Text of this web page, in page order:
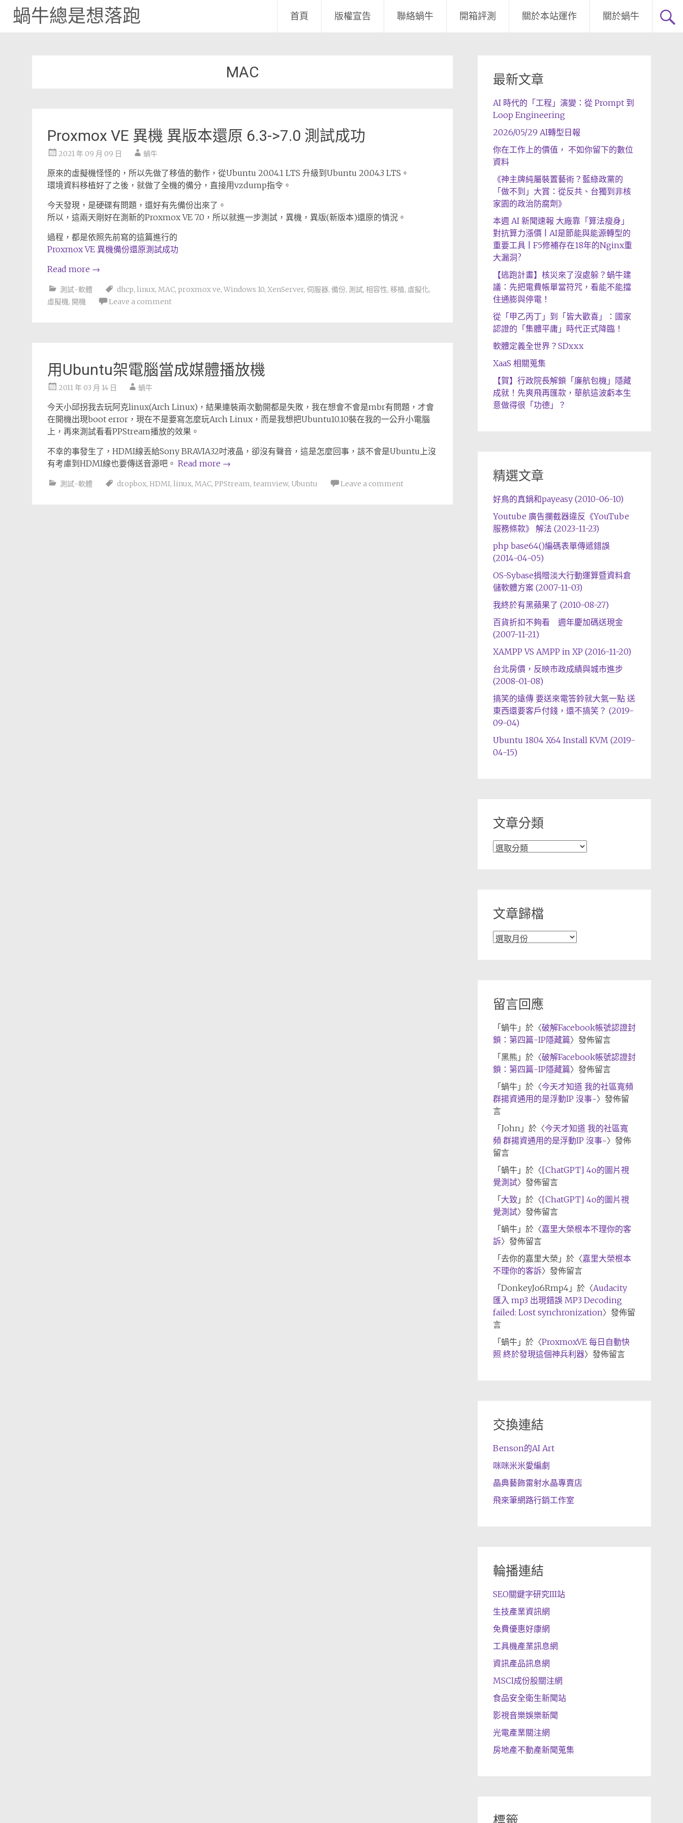
蝸牛總是想落跑 首頁 版權宣告 聯絡蝸牛 開箱評測 關於本站運作 關於蝸牛
MAC
Proxmox VE 異機 異版本還原 6.3->7.0 測試成功
2021 年 09 月 09 日 蝸牛
原來的虛擬機怪怪的，所以先做了移值的動作，從Ubuntu 20.04.1 LTS 升級到Ubuntu 20.04.3 LTS。
環境資料移植好了之後，就做了全機的備分，直接用vzdump指令。
今天發現，是硬碟有問題，還好有先備份出來了。
所以，這兩天剛好在測新的Proxmox VE 7.0，所以就進一步測試，異機，異版(新版本)還原的情況。
過程，都是依照先前寫的這篇進行的
Proxmox VE 異機備份還原測試成功
Read more →
測試-軟體 dhcp, linux, MAC, proxmox ve, Windows 10, XenServer, 伺服器, 備份, 測試, 相容性, 移植, 虛擬化,
虛擬機, 開機 Leave a comment
用Ubuntu架電腦當成媒體播放機
2011 年 03 月 14 日 蝸牛
今天小邱拐我去玩阿克linux(Arch Linux)，結果連裝兩次動開都是失敗，我在想會不會是mbr有問題，才會
在開機出現boot error，現在不是要寫怎麼玩Arch Linux，而是我想把Ubuntu10.10裝在我的一公升小電腦
上，再來測試看看PPStream播放的效果。
不幸的事發生了，HDMI線丟給Sony BRAVIA32吋液晶，卻沒有聲音，這是怎麼回事，該不會是Ubuntu上沒
有考慮到HDMI線也要傳送音源吧。 Read more →
測試-軟體 dropbox, HDMI, linux, MAC, PPStream, teamview, Ubuntu Leave a comment
最新文章
AI 時代的「工程」演變：從 Prompt 到
Loop Engineering
2026/05/29 AI轉型日報
你在工作上的價值， 不如你留下的數位
資料
《神主牌純屬裝置藝術？藍綠政黨的
「做不到」大賞：從反共、台獨到非核
家園的政治防腐劑》
本週 AI 新聞速報 大廠靠「算法瘦身」
對抗算力漲價 | AI是節能與能源轉型的
重要工具 | F5修補存在18年的Nginx重
大漏洞?
【逃跑計畫】核災來了沒處躲？蝸牛建
議：先把電費帳單當符咒，看能不能擋
住通膨與停電！
從「甲乙丙丁」到「皆大歡喜」：國家
認證的「集體平庸」時代正式降臨！
軟體定義全世界？SDxxx
XaaS 相關蒐集
【賀】行政院長解鎖「廉航包機」隱藏
成就！先爽飛再匯款，華航這波虧本生
意做得很「功德」？
精選文章
好鳥的真鍋和payeasy (2010-06-10)
Youtube 廣告攔截器違反《YouTube
服務條款》 解法 (2023-11-23)
php base64()編碼表單傳遞錯誤
(2014-04-05)
OS-Sybase捐贈淡大行動運算暨資料倉
儲軟體方案 (2007-11-03)
我終於有黑蘋果了 (2010-08-27)
百貨折扣不夠看 週年慶加碼送現金
(2007-11-21)
XAMPP VS AMPP in XP (2016-11-20)
台北房價，反映市政成績與城市進步
(2008-01-08)
搞笑的遠傳 要送來電答鈴就大氣一點 送
東西還要客戶付錢，還不搞笑？ (2019-
09-04)
Ubuntu 1804 X64 Install KVM (2019-
04-15)
文章分類
文
文章歸檔
文
留言回應
「 蝸牛」於〈破解Facebook帳號認證封
鎖：第四篇-IP隱藏篇〉發佈留言
「 黑熊 」於〈破解Facebook帳號認證封
鎖：第四篇-IP隱藏篇〉發佈留言
「 蝸牛」於〈今天才知道 我的社區寬頻
群揚資通用的是浮動IP 沒事~〉發佈留
言
「 John」於〈今天才知道 我的社區寬
頻 群揚資通用的是浮動IP 沒事~〉發佈
留言
「 蝸牛」於〈[ChatGPT] 4o的圖片視
覺測試〉發佈留言
「 大致 」於〈[ChatGPT] 4o的圖片視
覺測試〉發佈留言
「 蝸牛」於〈嘉里大榮根本不理你的客
訴〉發佈留言
「 去你的嘉里大榮 」於〈嘉里大榮根本
不理你的客訴〉發佈留言
「 DonkeyJo6Rmp4」於〈Audacity
匯入 mp3 出現錯誤 MP3 Decoding
failed: Lost synchronization〉發佈留
言
「 蝸牛」於〈ProxmoxVE 每日自動快
照 終於發現這個神兵利器〉發佈留言
交換連結
Benson的AI Art
咪咪米米愛編劇
晶典藝飾雷射水晶專賣店
飛來筆網路行銷工作室
輪播連結
SEO關鍵字研究III站
生技產業資訊網
免費優惠好康網
工具機產業訊息網
資訊產品訊息網
MSCI成份股關注網
食品安全衛生新聞站
影視音樂娛樂新聞
光電產業關注網
房地產不動產新聞蒐集